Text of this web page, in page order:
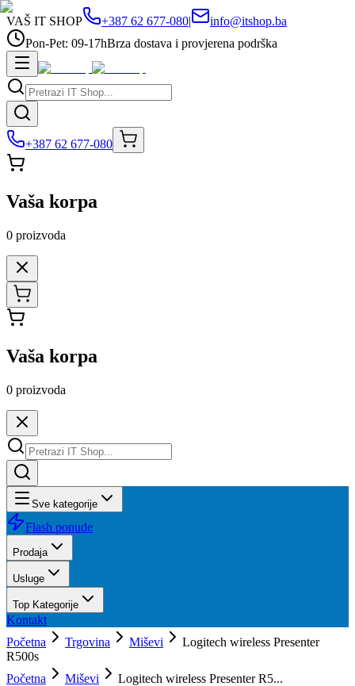
VAŠ IT SHOP +387 62 677-080|
info@itshop.ba
Pon-Pet: 09-17hBrza dostava i provjerena podrška
+387 62 677-080
Vaša korpa
0 proizvoda
Vaša korpa
0 proizvoda
Sve kategorije
Flash ponude
Prodaja
Usluge
Top Kategorije
Kontakt
Početna
Trgovina Miševi
Logitech wireless Presenter
R500s
Početna
Miševi Logitech wireless Presenter R5...